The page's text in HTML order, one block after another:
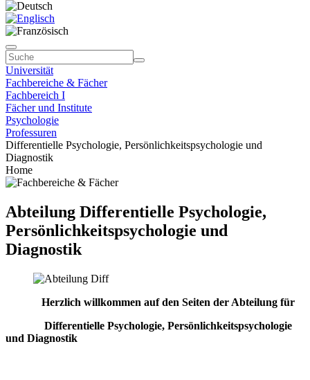
Universität
Fachbereiche & Fächer
Fachbereich I
Fächer und Institute
Psychologie
Professuren
Differentielle Psychologie, Persönlichkeitspsychologie und
Diagnostik
Home
Abteilung Differentielle Psychologie,
Persönlichkeitspsychologie und
Diagnostik
Herzlich willkommen auf den Seiten der Abteilung für
Differentielle Psychologie, Persönlichkeitspsychologie
und Diagnostik